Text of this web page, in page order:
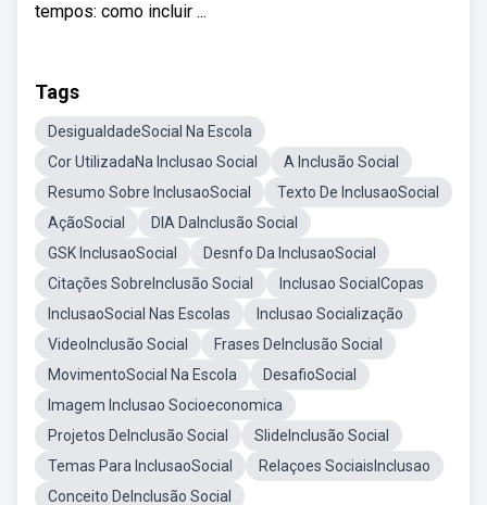
tempos: como incluir ...
Tags
DesigualdadeSocial Na Escola
Cor UtilizadaNa Inclusao Social
A Inclusão Social
Resumo Sobre InclusaoSocial
Texto De InclusaoSocial
AçãoSocial
DIA DaInclusão Social
GSK InclusaoSocial
Desnfo Da InclusaoSocial
Citações SobreInclusão Social
Inclusao SocialCopas
InclusaoSocial Nas Escolas
Inclusao Socialização
VideoInclusão Social
Frases DeInclusão Social
MovimentoSocial Na Escola
DesafioSocial
Imagem Inclusao Socioeconomica
Projetos DeInclusão Social
SlideInclusão Social
Temas Para InclusaoSocial
Relaçoes SociaisInclusao
Conceito DeInclusão Social